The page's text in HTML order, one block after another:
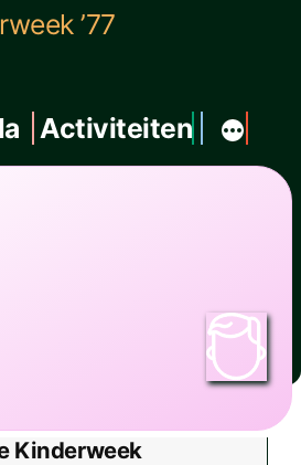
’77
Activiteiten
Kinderweek